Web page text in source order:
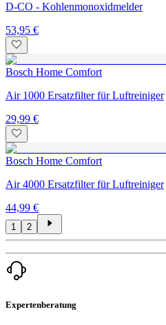
D-CO - Kohlenmonoxidmelder
53,95 €
Bosch Home Comfort
Air 1000 Ersatzfilter für Luftreiniger
29,99 €
Bosch Home Comfort
Air 4000 Ersatzfilter für Luftreiniger
44,99 €
1 2
Expertenberatung